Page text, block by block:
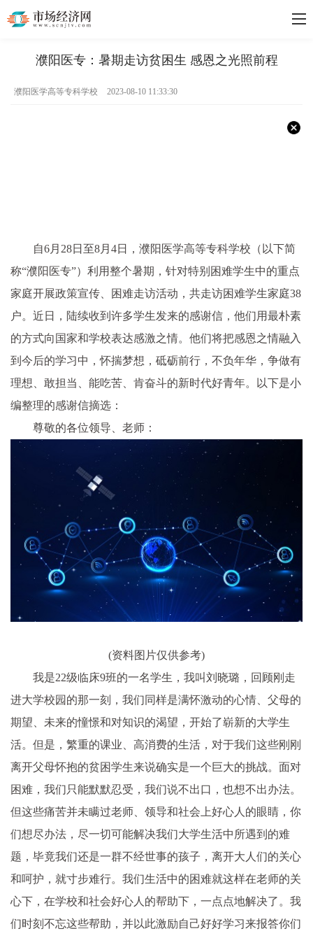
濮阳医专：暑期走访贫困生 感恩之光照前程
濮阳医学高等专科学校 2023-08-10 11:33:30
自6月28日至8月4日，濮阳医学高等专科学校（以下简
称“濮阳医专”）利用整个暑期，针对特别困难学生中的重点
家庭开展政策宣传、困难走访活动，共走访困难学生家庭38
户。近日，陆续收到许多学生发来的感谢信，他们用最朴素
的方式向国家和学校表达感激之情。他们将把感恩之情融入
到今后的学习中，怀揣梦想，砥砺前行，不负年华，争做有
理想、敢担当、能吃苦、肯奋斗的新时代好青年。以下是小
编整理的感谢信摘选：
尊敬的各位领导、老师：
(资料图片仅供参考)
我是22级临床9班的一名学生，我叫刘晓璐，回顾刚走
进大学校园的那一刻，我们同样是满怀激动的心情、父母的
期望、未来的憧憬和对知识的渴望，开始了崭新的大学生
活。但是，繁重的课业、高消费的生活，对于我们这些刚刚
离开父母怀抱的贫困学生来说确实是一个巨大的挑战。面对
困难，我们只能默默忍受，我们说不出口，也想不出办法。
但这些痛苦并未瞒过老师、领导和社会上好心人的眼睛，你
们想尽办法，尽一切可能解决我们大学生活中所遇到的难
题，毕竟我们还是一群不经世事的孩子，离开大人们的关心
和呵护，就寸步难行。我们生活中的困难就这样在老师的关
心下，在学校和社会好心人的帮助下，一点点地解决了。我
们时刻不忘这些帮助，并以此激励自己好好学习来报答你们